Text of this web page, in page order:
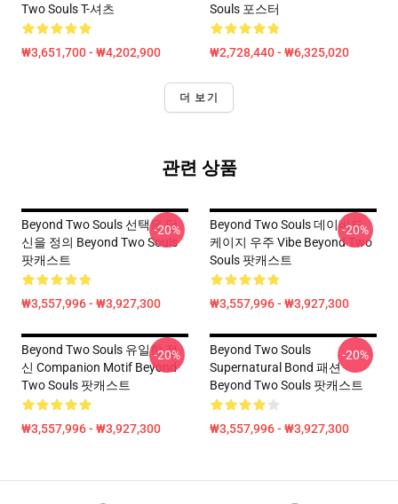
Two Souls T-셔츠
₩3,651,700 - ₩4,202,900
Souls 포스터
₩2,728,440 - ₩6,325,020
더 보기
관련 상품
Beyond Two Souls 선택은 당
신을 정의 Beyond Two Souls
팟캐스트
₩3,557,996 - ₩3,927,300
-20%
Beyond Two Souls 데이비드
케이지 우주 Vibe Beyond Two
Souls 팟캐스트
₩3,557,996 - ₩3,927,300
-20%
Beyond Two Souls 유일한 정
신 Companion Motif Beyond
Two Souls 팟캐스트
₩3,557,996 - ₩3,927,300
-20%
Beyond Two Souls
Supernatural Bond 패션
Beyond Two Souls 팟캐스트
₩3,557,996 - ₩3,927,300
-20%